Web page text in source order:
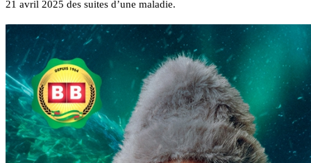
21 avril 2025 des suites d’une maladie.